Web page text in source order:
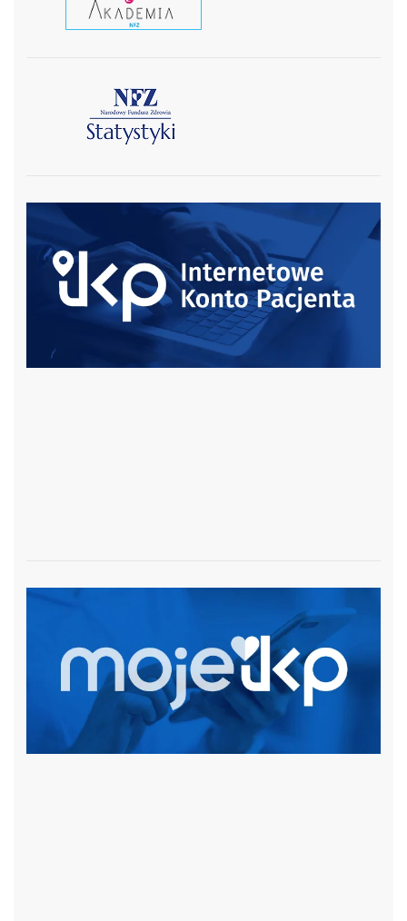
czytaj więcej
czytaj więcej
czytaj więcej